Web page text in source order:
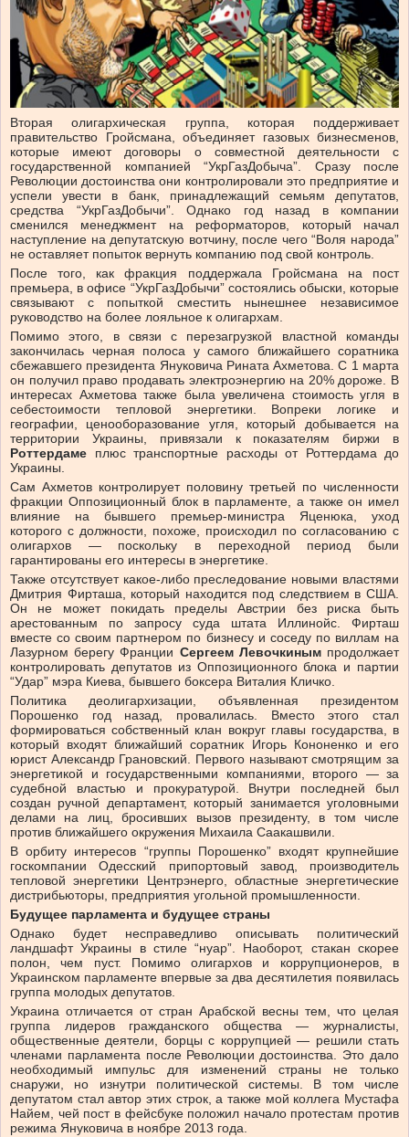
Вторая олигархическая группа, которая поддерживает
правительство Гройсмана, объединяет газовых бизнесменов,
которые имеют договоры о совместной деятельности с
государственной компанией “УкрГазДобыча”. Сразу после
Революции достоинства они контролировали это предприятие и
успели увести в банк, принадлежащий семьям депутатов,
средства “УкрГазДобычи”. Однако год назад в компании
сменился менеджмент на реформаторов, который начал
наступление на депутатскую вотчину, после чего “Воля народа”
не оставляет попыток вернуть компанию под свой контроль.
После того, как фракция поддержала Гройсмана на пост
премьера, в офисе “УкрГазДобычи” состоялись обыски, которые
связывают с попыткой сместить нынешнее независимое
руководство на более лояльное к олигархам.
Помимо этого, в связи с перезагрузкой властной команды
закончилась черная полоса у самого ближайшего соратника
сбежавшего президента Януковича Рината Ахметова. С 1 марта
он получил право продавать электроэнергию на 20% дороже. В
интересах Ахметова также была увеличена стоимость угля в
себестоимости тепловой энергетики. Вопреки логике и
географии, ценооборазование угля, который добывается на
территории Украины, привязали к показателям биржи в
Роттердаме плюс транспортные расходы от Роттердама до
Украины.
Сам Ахметов контролирует половину третьей по численности
фракции Оппозиционный блок в парламенте, а также он имел
влияние на бывшего премьер-министра Яценюка, уход
которого с должности, похоже, происходил по согласованию с
олигархов — поскольку в переходной период были
гарантированы его интересы в энергетике.
Также отсутствует какое-либо преследование новыми властями
Дмитрия Фирташа, который находится под следствием в США.
Он не может покидать пределы Австрии без риска быть
арестованным по запросу суда штата Иллинойс. Фирташ
вместе со своим партнером по бизнесу и соседу по виллам на
Лазурном берегу Франции Сергеем Левочкиным продолжает
контролировать депутатов из Оппозиционного блока и партии
“Удар” мэра Киева, бывшего боксера Виталия Кличко.
Политика деолигархизации, объявленная президентом
Порошенко год назад, провалилась. Вместо этого стал
формироваться собственный клан вокруг главы государства, в
который входят ближайший соратник Игорь Кононенко и его
юрист Александр Грановский. Первого называют смотрящим за
энергетикой и государственными компаниями, второго — за
судебной властью и прокуратурой. Внутри последней был
создан ручной департамент, который занимается уголовными
делами на лиц, бросивших вызов президенту, в том числе
против ближайшего окружения Михаила Саакашвили.
В орбиту интересов “группы Порошенко” входят крупнейшие
госкомпании Одесский припортовый завод, производитель
тепловой энергетики Центрэнерго, областные энергетические
дистрибьюторы, предприятия угольной промышленности.
Будущее парламента и будущее страны
Однако будет несправедливо описывать политический
ландшафт Украины в стиле “нуар”. Наоборот, стакан скорее
полон, чем пуст. Помимо олигархов и коррупционеров, в
Украинском парламенте впервые за два десятилетия появилась
группа молодых депутатов.
Украина отличается от стран Арабской весны тем, что целая
группа лидеров гражданского общества — журналисты,
общественные деятели, борцы с коррупцией — решили стать
членами парламента после Революции достоинства. Это дало
необходимый импульс для изменений страны не только
снаружи, но изнутри политической системы. В том числе
депутатом стал автор этих строк, а также мой коллега Мустафа
Найем, чей пост в фейсбуке положил начало протестам против
режима Януковича в ноябре 2013 года.